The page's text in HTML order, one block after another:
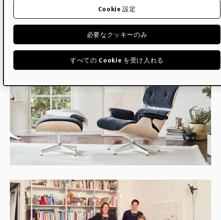
必要なクッキーのみ
すべての Cookie を受け入れる
Cookie 設定